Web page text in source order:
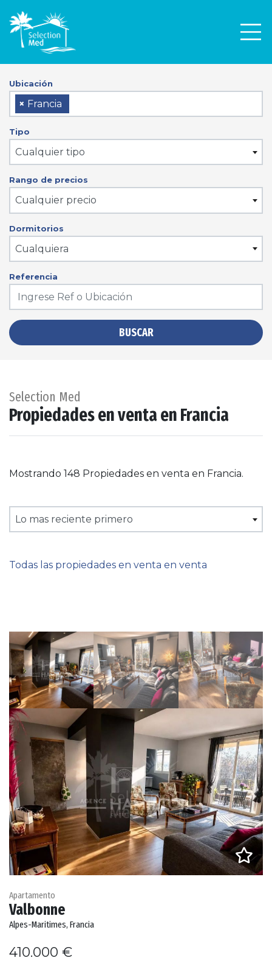
Ubicación
× Francia
Tipo
Cualquier tipo
Rango de precios
Cualquier precio
Dormitorios
Cualquiera
Referencia
BUSCAR
Selection Med
Propiedades en venta en Francia
Mostrando 148 Propiedades en venta en Francia.
Lo mas reciente primero
Todas las propiedades en venta en venta
Apartamento
Valbonne
Alpes-Maritimes, Francia
410.000 €